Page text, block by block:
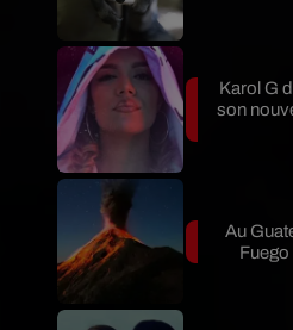
Karol G
son
Au
Fuego